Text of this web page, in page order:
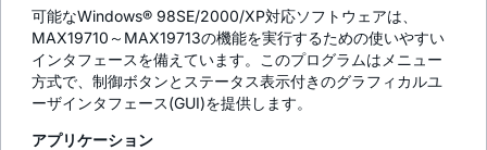
可能なWindows® 98SE/2000/XP対応ソフトウェアは、
MAX19710～MAX19713の機能を実行するための使いやすい
インタフェースを備えています。このプログラムはメニュー
方式で、制御ボタンとステータス表示付きのグラフィカルユ
ーザインタフェース(GUI)を提供します。
アプリケーション